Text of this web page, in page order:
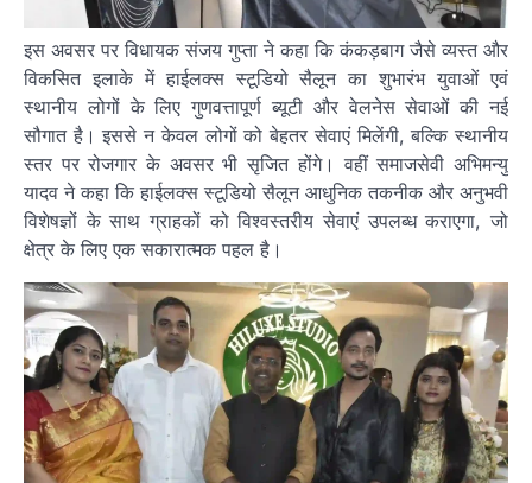
इस अवसर पर विधायक संजय गुप्ता ने कहा कि कंकड़बाग जैसे व्यस्त और
विकसित इलाके में हाईलक्स स्टूडियो सैलून का शुभारंभ युवाओं एवं
स्थानीय लोगों के लिए गुणवत्तापूर्ण ब्यूटी और वेलनेस सेवाओं की नई
सौगात है। इससे न केवल लोगों को बेहतर सेवाएं मिलेंगी, बल्कि स्थानीय
स्तर पर रोजगार के अवसर भी सृजित होंगे। वहीं समाजसेवी अभिमन्यु
यादव ने कहा कि हाईलक्स स्टूडियो सैलून आधुनिक तकनीक और अनुभवी
विशेषज्ञों के साथ ग्राहकों को विश्वस्तरीय सेवाएं उपलब्ध कराएगा, जो
क्षेत्र के लिए एक सकारात्मक पहल है।